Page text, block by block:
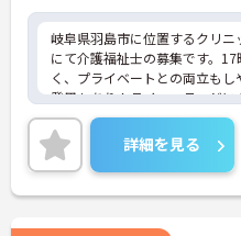
岐阜県羽島市に位置するクリニ
にて介護福祉士の募集です。
く、プライベートとの両立もし
登用もあり！ライフステージ
社員として働きたい方にもおす
ある方には、面接対策ポイント
お話ししますのでお気軽にご相
詳細を見る